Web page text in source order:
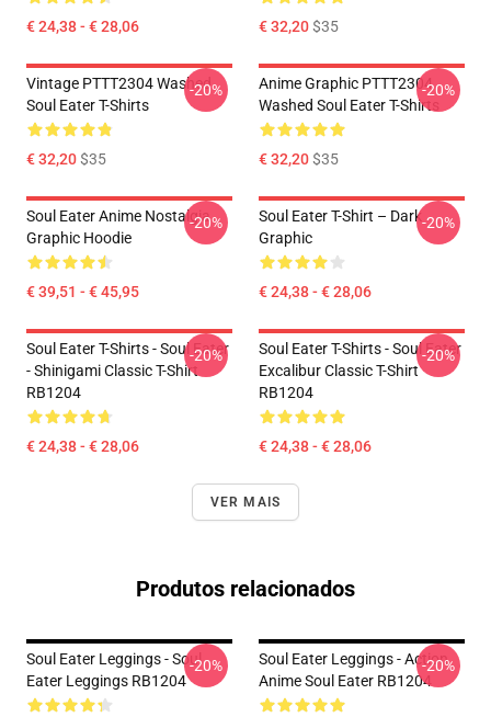
€ 24,38 - € 28,06 € 32,20$35
Vintage PTTT2304 Washed
Soul Eater T-Shirts
€ 32,20$35
-20%
Anime Graphic PTTT2304
Washed Soul Eater T-Shirts
€ 32,20$35
-20%
Soul Eater Anime Nostalgia
Graphic Hoodie
€ 39,51 - € 45,95
-20%
Soul Eater T-Shirt – Dark
Graphic
€ 24,38 - € 28,06
-20%
Soul Eater T-Shirts - Soul Eater
- Shinigami Classic T-Shirt
RB1204
€ 24,38 - € 28,06
-20%
Soul Eater T-Shirts - Soul Eater
Excalibur Classic T-Shirt
RB1204
€ 24,38 - € 28,06
-20%
VER MAIS
Produtos relacionados
Soul Eater Leggings - Soul
Eater Leggings RB1204
-20%
Soul Eater Leggings - Action
Anime Soul Eater RB1204
-20%